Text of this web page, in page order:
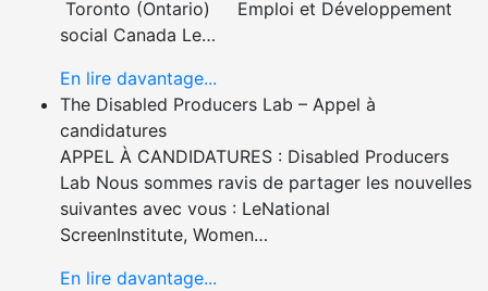
Toronto (Ontario) Emploi et Développement
social Canada Le…
En lire davantage...
The Disabled Producers Lab – Appel à
candidatures
APPEL À CANDIDATURES : Disabled Producers
Lab Nous sommes ravis de partager les nouvelles
suivantes avec vous : LeNational
ScreenInstitute, Women…
En lire davantage...